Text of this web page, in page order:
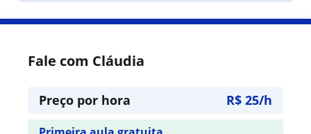
Fale com Cláudia
Preço por hora R$ 25/h